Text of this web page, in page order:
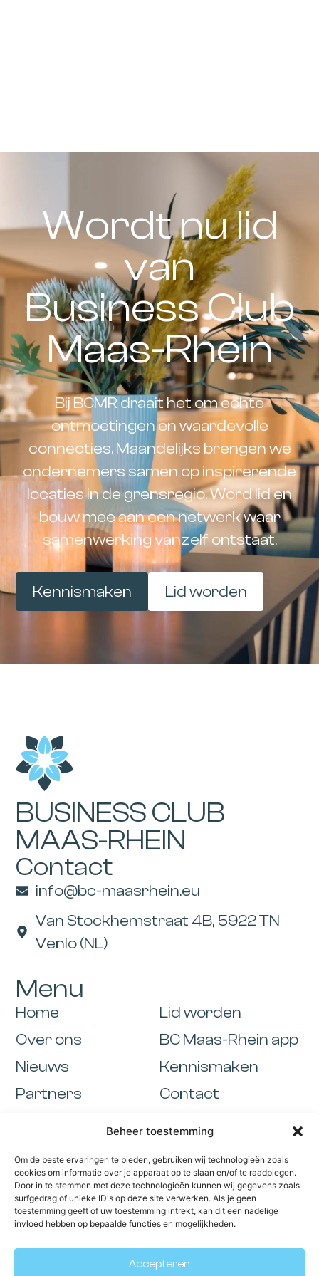
Beheer toestemming
Om de beste ervaringen te bieden, gebruiken wij technologieën zoals
cookies om informatie over je apparaat op te slaan en/of te raadplegen.
Door in te stemmen met deze technologieën kunnen wij gegevens zoals
surfgedrag of unieke ID's op deze site verwerken. Als je geen
toestemming geeft of uw toestemming intrekt, kan dit een nadelige
invloed hebben op bepaalde functies en mogelijkheden.
Accepteren
Wordt nu lid
van
Business Club
Maas-Rhein
Bij BCMR draait het om echte
ontmoetingen en waardevolle
connecties. Maandelijks brengen we
ondernemers samen op inspirerende
locaties in de grensregio. Word lid en
bouw mee aan een netwerk waar
samenwerking vanzelf ontstaat.
Kennismaken Lid worden
BUSINESS CLUB
MAAS-RHEIN
Contact
info@bc-maasrhein.eu
Van Stockhemstraat 4B, 5922 TN
Venlo (NL)
Menu
Home
Over ons
Nieuws
Partners
Lid worden
BC Maas-Rhein app
Kennismaken
Contact
Informatie
Cookiebeleid
Algemene voorwaarden
Ledenportaal